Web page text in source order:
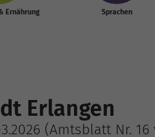
Ernährung Sprachen
Erlangen
(Amtsblatt Nr.